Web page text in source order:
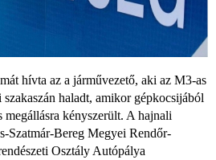
hívta az a járművezető, aki az M3-as
haladt, amikor gépkocsijából
kényszerült. A hajnali
Szatmár-Bereg Megyei Rendőr-
Osztály Autópálya